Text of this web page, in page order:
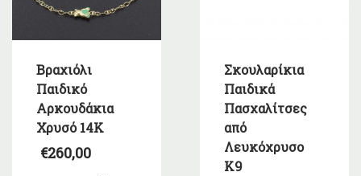
Βραχιόλι
Παιδικό
Αρκουδάκια
Χρυσό 14Κ
€260,00
Σκουλαρίκια
Παιδικά
Πασχαλίτσες
από
Λευκόχρυσο
Κ9